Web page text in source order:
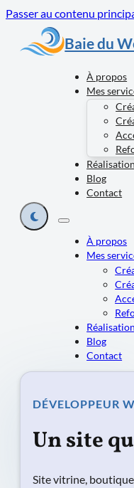
Passer au contenu
Baie du
À propos
Mes
Blog
Contact
À propos
Mes
Blog
Contact
DÉVELOPPEUR
Un site
Site vitrine,